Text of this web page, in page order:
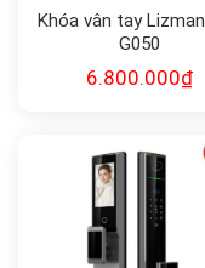
Khóa vân tay
G050
6.800.000₫